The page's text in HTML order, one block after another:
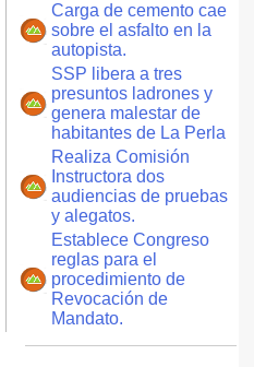
Carga de cemento cae
sobre el asfalto en la
autopista.
SSP libera a tres
presuntos ladrones y
genera malestar de
habitantes de La Perla
Realiza Comisión
Instructora dos
audiencias de pruebas
y alegatos.
Establece Congreso
reglas para el
procedimiento de
Revocación de
Mandato.